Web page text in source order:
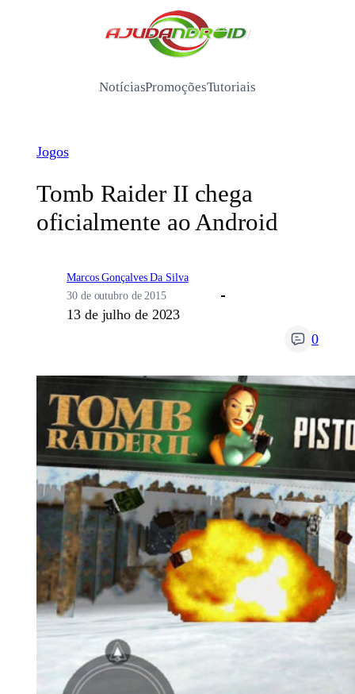
/
NotíciasPromoçõesTutoriais
Jogos
Tomb Raider II chega
oficialmente ao Android
Marcos Gonçalves Da Silva
30 de outubro de 2015
13 de julho de 2023
0